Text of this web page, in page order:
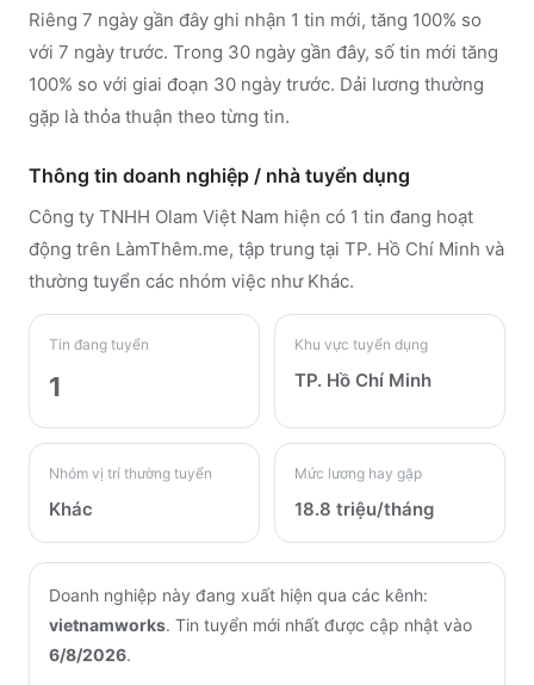
Riêng 7 ngày gần đây ghi nhận 1 tin mới, tăng 100% so
với 7 ngày trước. Trong 30 ngày gần đây, số tin mới tăng
100% so với giai đoạn 30 ngày trước. Dải lương thường
gặp là thỏa thuận theo từng tin.
Thông tin doanh nghiệp / nhà tuyển dụng
Công ty TNHH Olam Việt Nam hiện có 1 tin đang hoạt
động trên LàmThêm.me, tập trung tại TP. Hồ Chí Minh và
thường tuyển các nhóm việc như Khác.
Tin đang tuyển
1
Khu vực tuyển dụng
TP. Hồ Chí Minh
Nhóm vị trí thường tuyển
Khác
Mức lương hay gặp
18.8 triệu/tháng
Doanh nghiệp này đang xuất hiện qua các kênh:
vietnamworks. Tin tuyển mới nhất được cập nhật vào
6/8/2026.